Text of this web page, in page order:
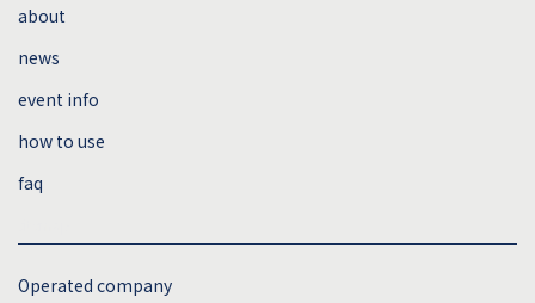
about
news
event info
how to use
faq
Operated company